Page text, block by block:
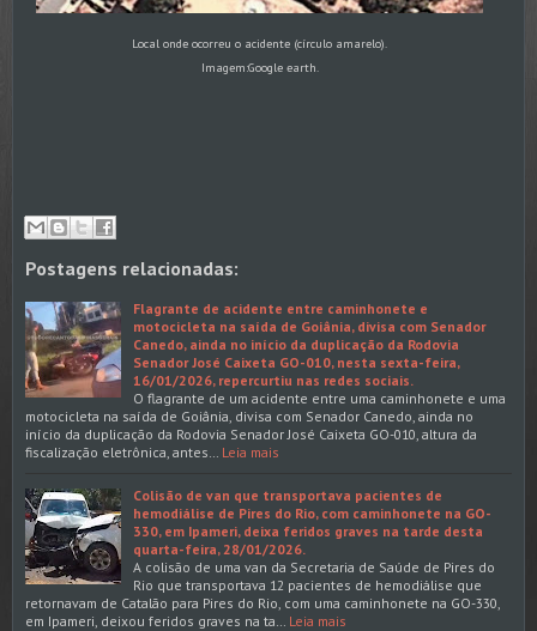
Local onde ocorreu o acidente (círculo amarelo).
Imagem:Google earth.
Postagens relacionadas:
Flagrante de acidente entre caminhonete e
motocicleta na saída de Goiânia, divisa com Senador
Canedo, ainda no início da duplicação da Rodovia
Senador José Caixeta GO-010, nesta sexta-feira,
16/01/2026, repercurtiu nas redes sociais.
O flagrante de um acidente entre uma caminhonete e uma
motocicleta na saída de Goiânia, divisa com Senador Canedo, ainda no
início da duplicação da Rodovia Senador José Caixeta GO-010, altura da
fiscalização eletrônica, antes…
Leia mais
Colisão de van que transportava pacientes de
hemodiálise de Pires do Rio, com caminhonete na GO-
330, em Ipameri, deixa feridos graves na tarde desta
quarta-feira, 28/01/2026.
A colisão de uma van da Secretaria de Saúde de Pires do
Rio que transportava 12 pacientes de hemodiálise que
retornavam de Catalão para Pires do Rio, com uma caminhonete na GO-330,
em Ipameri, deixou feridos graves na ta…
Leia mais